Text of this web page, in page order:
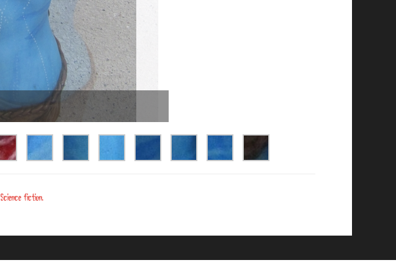
Science fiction.